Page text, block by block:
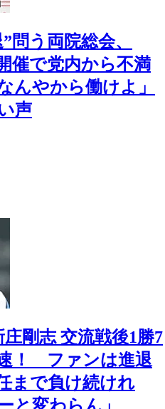
問う両院総会、
催で党内から不満
んやから働けよ」
声
庄剛志 交流戦後1勝7
！ ファンは進退
まで負け続けれ